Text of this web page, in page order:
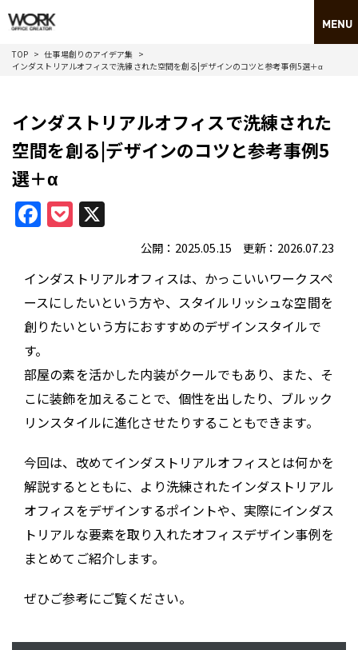
TOP
仕事場創りのアイデア集
インダストリアルオフィスで洗練された空間を創る|デザインのコツと参考事例5選＋α
インダストリアルオフィスで洗練された
空間を創る|デザインのコツと参考事例5
選＋α
Facebook
Pocket
公開：2025.05.15 更新：2026.07.23
インダストリアルオフィスは、かっこいいワークスペ
ースにしたいという方や、スタイルリッシュな空間を
創りたいという方におすすめのデザインスタイルで
す。
部屋の素を活かした内装がクールでもあり、また、そ
こに装飾を加えることで、個性を出したり、ブルック
リンスタイルに進化させたりすることもできます。
今回は、改めてインダストリアルオフィスとは何かを
解説するとともに、より洗練されたインダストリアル
オフィスをデザインするポイントや、実際にインダス
トリアルな要素を取り入れたオフィスデザイン事例を
まとめてご紹介します。
ぜひご参考にご覧ください。